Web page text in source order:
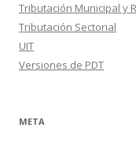
Tributación Municipal y
Tributación Sectorial
UIT
Versiones de PDT
META